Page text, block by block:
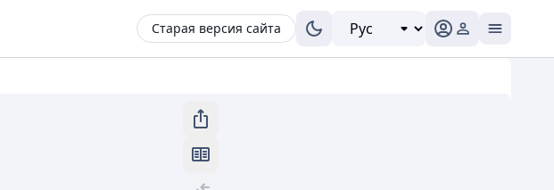
Старая версия сайта